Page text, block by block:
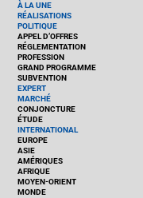
À LA UNE
RÉALISATIONS
POLITIQUE
APPEL D’OFFRES
RÉGLEMENTATION
PROFESSION
GRAND PROGRAMME
SUBVENTION
EXPERT
MARCHÉ
CONJONCTURE
ÉTUDE
INTERNATIONAL
EUROPE
ASIE
AMÉRIQUES
AFRIQUE
MOYEN-ORIENT
MONDE